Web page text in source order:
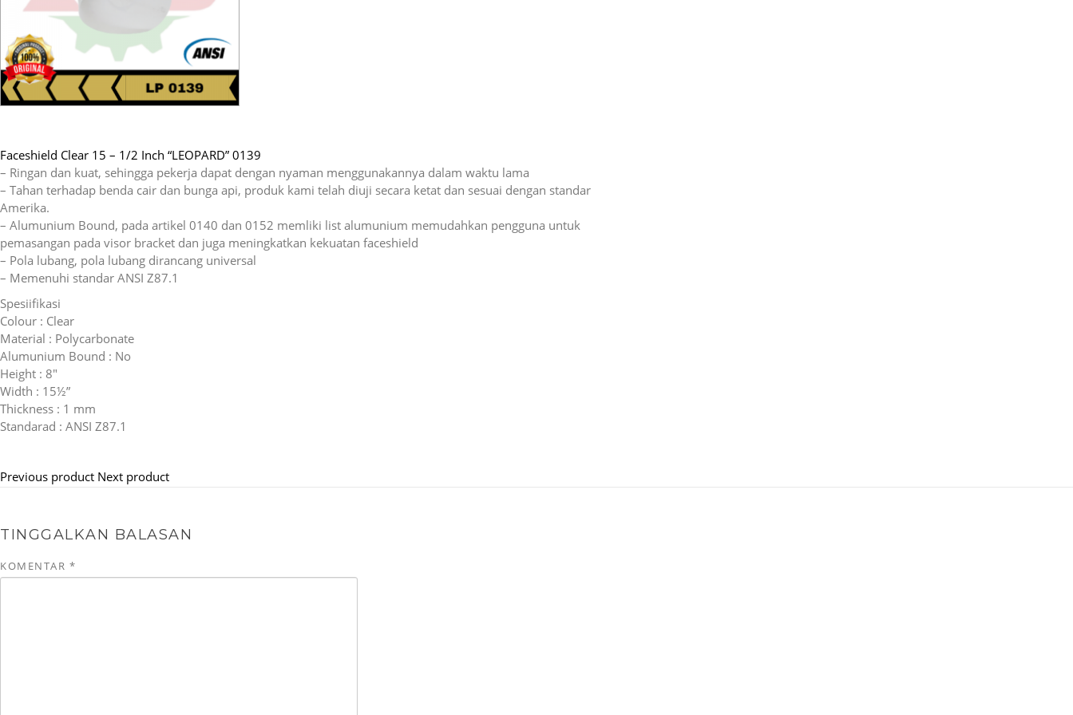
Faceshield Clear 15 – 1/2 Inch “LEOPARD” 0139
– Ringan dan kuat, sehingga pekerja dapat dengan nyaman menggunakannya dalam waktu lama
– Tahan terhadap benda cair dan bunga api, produk kami telah diuji secara ketat dan sesuai dengan standar
Amerika.
– Alumunium Bound, pada artikel 0140 dan 0152 memliki list alumunium memudahkan pengguna untuk
pemasangan pada visor bracket dan juga meningkatkan kekuatan faceshield
– Pola lubang, pola lubang dirancang universal
– Memenuhi standar ANSI Z87.1
Spesiifikasi
Colour : Clear
Material : Polycarbonate
Alumunium Bound : No
Height : 8″
Width : 15½”
Thickness : 1 mm
Standarad : ANSI Z87.1
Previous product Next product
TINGGALKAN BALASAN
KOMENTAR *